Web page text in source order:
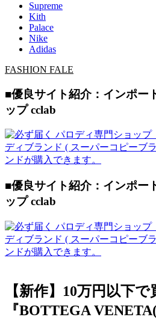
Supreme
Kith
Palace
Nike
Adidas
FASHION FALE
■優良サイト紹介：インポー
ップ cclab
■優良サイト紹介：インポー
ップ cclab
【新作】10万円以下で
『BOTTEGA